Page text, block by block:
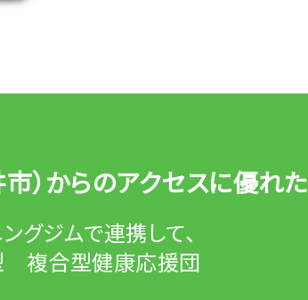
）からのアクセスに優れた
グジムで連携して、
複合型健康応援団